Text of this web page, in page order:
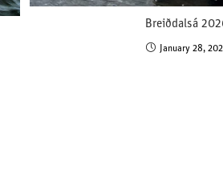
Breiðdalsá
January 28,